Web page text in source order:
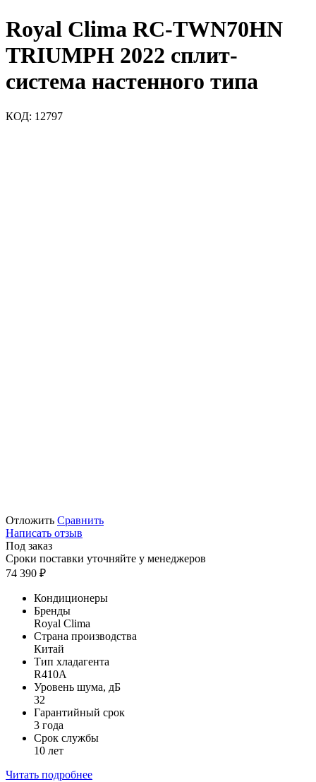
Royal Clima RC-TWN70HN
TRIUMPH 2022 сплит-
система настенного типа
КОД: 12797
Отложить Сравнить
Написать отзыв
Под заказ
Сроки поставки уточняйте у менеджеров
74 390 ₽
Кондиционеры
Бренды
Royal Clima
Страна производства
Китай
Тип хладагента
R410A
Уровень шума, дБ
32
Гарантийный срок
3 года
Срок службы
10 лет
Читать подробнее